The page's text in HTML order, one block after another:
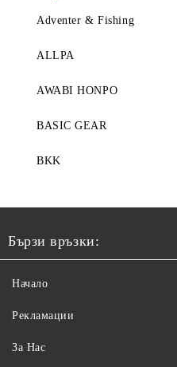
Adventer & Fishing
ALLPA
AWABI HONPO
BASIC GEAR
BKK
Бързи връзки:
Начало
Рекламации
За Нас